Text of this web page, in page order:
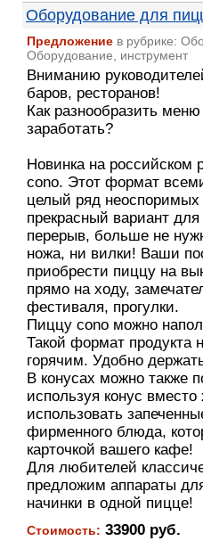
Оборудование для
Предложение в рубрике:
Оборудование, инструмент
Вниманию
баров, ресторанов!
Как разнообразить
заработать?
Новинка на российском
cono. Этот формат
целый ряд
прекрасный вариант
перерыв, больше не
ножа, ни вилки! Ваши
приобрести пиццу на
прямо на ходу,
фестиваля, прогулки.
Пиццу cono можно
Такой формат продукта
горячим. Удобно
В конусах можно также
используя конус
использовать
фирменного блюда,
карточкой вашего кафе!
Для любителей
предложим аппараты
начинки в одной пицце!
Стоимость: 33900 руб.